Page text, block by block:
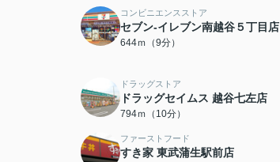
コンビニエンスストア
セブン-イレブン南越谷５丁目店
644ｍ（9分）
ドラッグストア
ドラッグセイムス 越谷七左店
794ｍ（10分）
ファーストフード
すき家 東武蒲生駅前店